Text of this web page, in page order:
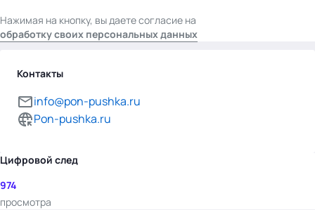
Нажимая на кнопку, вы даете согласие на
обработку своих персональных данных
Контакты
info@pon-pushka.ru
Pon-pushka.ru
Цифровой след
974
просмотра